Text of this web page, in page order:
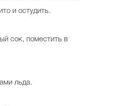
и остудить.
сок, поместить в
льда.